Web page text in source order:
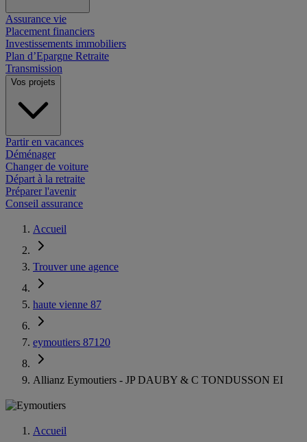
Assurance vie
Placement financiers
Investissements immobiliers
Plan d’Epargne Retraite
Transmission
Vos projets
Partir en vacances
Déménager
Changer de voiture
Départ à la retraite
Préparer l'avenir
Conseil assurance
Accueil
Trouver une agence
haute vienne 87
eymoutiers 87120
Allianz Eymoutiers - JP DAUBY & C TONDUSSON EI
Accueil